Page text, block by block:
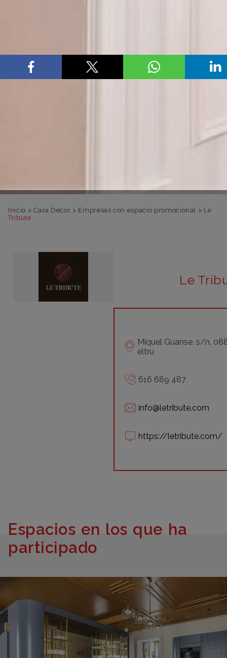
Inicio > Casa Decor > Empresas con espacio promocional > Le
Tribute
Le
Miquel Guanse, s/n,
eltru
616 689 487
info@letribute.com
https://letribute.com/
Espacios en los que ha
participado